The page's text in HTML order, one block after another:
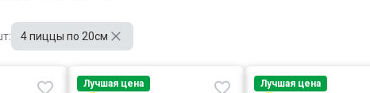
4 пиццы по 20см
Лучшая цена Лучшая цена